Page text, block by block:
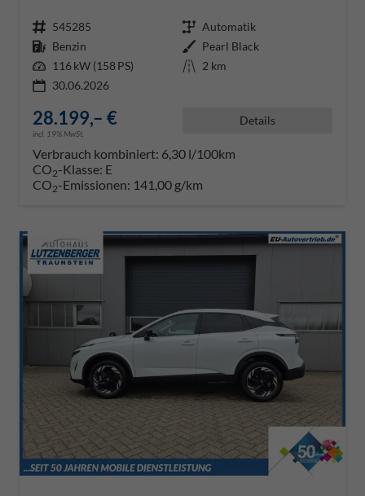
Fahrzeugnr. 545285 Getriebe Automatik
Kraftstoff Benzin Außenfarbe Pearl Black
Leistung 116 kW (158 PS) Kilometerstand 2 km
30.06.2026
28.199,– €
incl. 19% MwSt.
Details
Verbrauch kombiniert: 6,30 l/100km
CO2-Klasse: E
CO2-Emissionen: 141,00 g/km